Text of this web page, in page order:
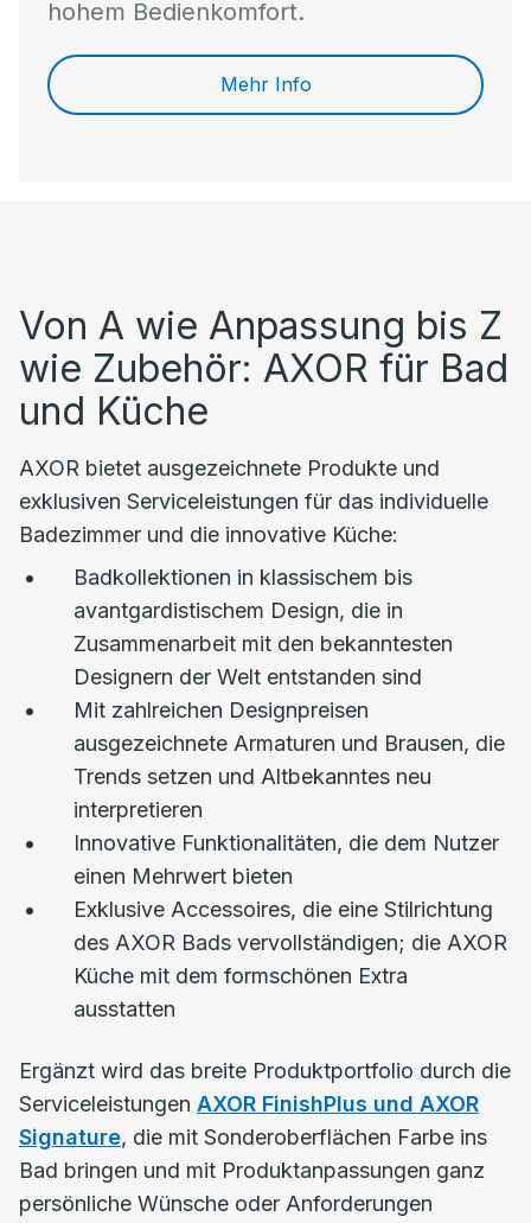
hohem Bedienkomfort.
Mehr Info
Von A wie Anpassung bis Z
wie Zubehör: AXOR für Bad
und Küche
AXOR bietet ausgezeichnete Produkte und
exklusiven Serviceleistungen für das individuelle
Badezimmer und die innovative Küche:
Badkollektionen in klassischem bis
avantgardistischem Design, die in
Zusammenarbeit mit den bekanntesten
Designern der Welt entstanden sind
Mit zahlreichen Designpreisen
ausgezeichnete Armaturen und Brausen, die
Trends setzen und Altbekanntes neu
interpretieren
Innovative Funktionalitäten, die dem Nutzer
einen Mehrwert bieten
Exklusive Accessoires, die eine Stilrichtung
des AXOR Bads vervollständigen; die AXOR
Küche mit dem formschönen Extra
ausstatten
Ergänzt wird das breite Produktportfolio durch die
Serviceleistungen AXOR FinishPlus und AXOR
Signature, die mit Sonderoberflächen Farbe ins
Bad bringen und mit Produktanpassungen ganz
persönliche Wünsche oder Anforderungen